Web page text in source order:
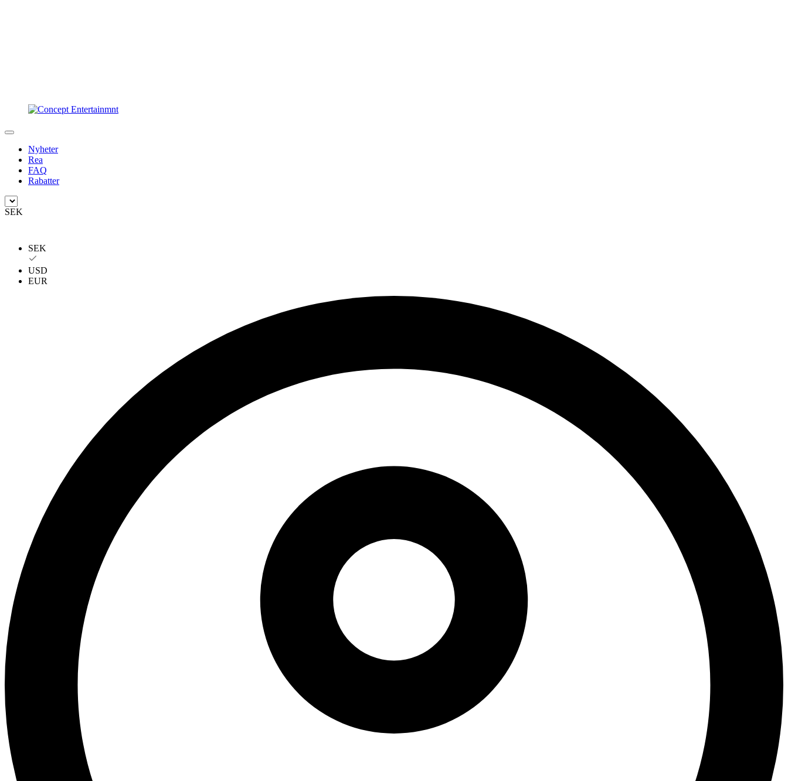
Nyheter
Rea
FAQ
Rabatter
SEK
SEK
USD
EUR